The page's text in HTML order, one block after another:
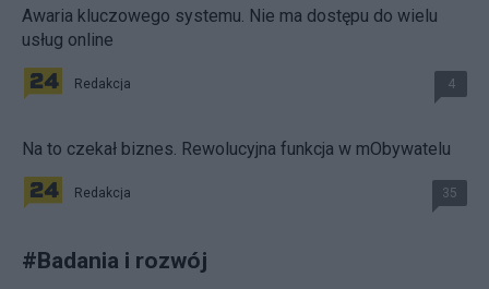
Awaria kluczowego systemu. Nie ma dostępu do wielu
usług online
Redakcja 4
Na to czekał biznes. Rewolucyjna funkcja w mObywatelu
Redakcja 35
#Badania i rozwój